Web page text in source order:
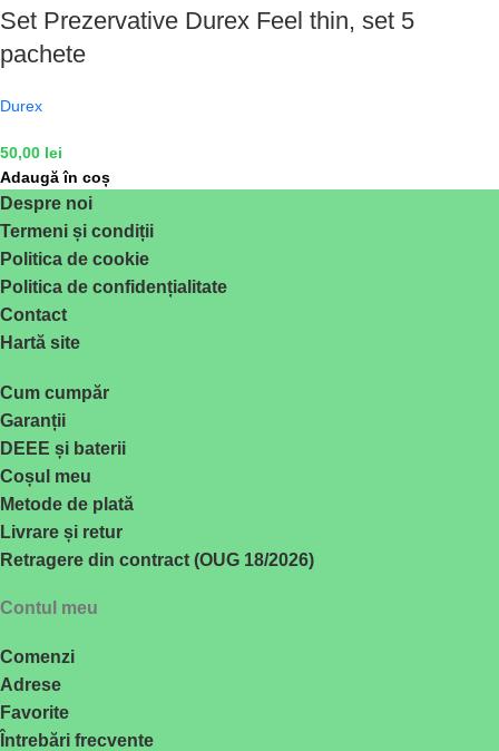
Set Prezervative Durex Feel thin, set 5
pachete
Durex
50,00 lei
Adaugă în coș
Despre noi
Termeni și condiții
Politica de cookie
Politica de confidențialitate
Contact
Hartă site
Cum cumpăr
Garanții
DEEE și baterii
Coșul meu
Metode de plată
Livrare și retur
Retragere din contract (OUG 18/2026)
Contul meu
Comenzi
Adrese
Favorite
Întrebări frecvente